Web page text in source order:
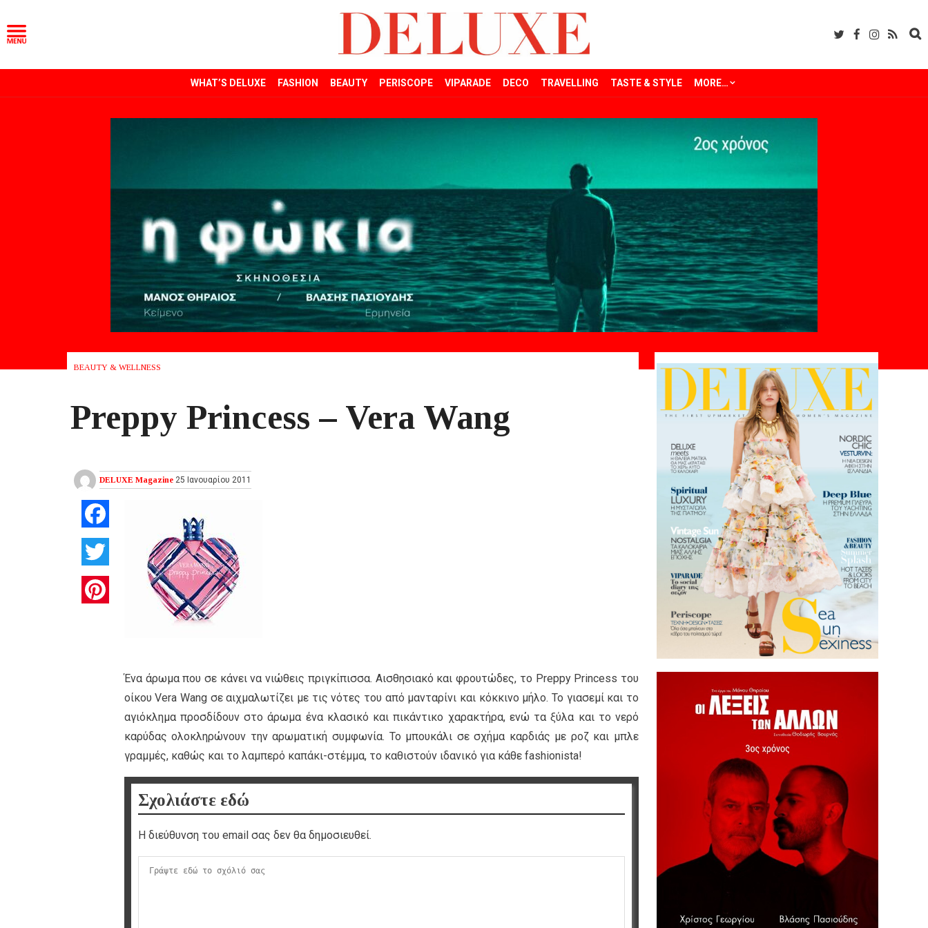
WHAT’S DELUXE FASHION BEAUTY PERISCOPE VIPARADE DECO TRAVELLING TASTE & STYLE MORE…
BEAUTY & WELLNESS
Preppy Princess – Vera Wang
DELUXE Magazine 25 Ιανουαρίου 2011
Pinterest
Ένα άρωμα που σε κάνει να νιώθεις πριγκίπισσα. Αισθησιακό και φρουτώδες, το Preppy Princess του
οίκου Vera Wang σε αιχμαλωτίζει με τις νότες του από μανταρίνι και κόκκινο μήλο. Το γιασεμί και το
αγιόκλημα προσδίδουν στο άρωμα ένα κλασικό και πικάντικο χαρακτήρα, ενώ τα ξύλα και το νερό
καρύδας ολοκληρώνουν την αρωματική συμφωνία. Το μπουκάλι σε σχήμα καρδιάς με ροζ και μπλε
γραμμές, καθώς και το λαμπερό καπάκι-στέμμα, το καθιστούν ιδανικό για κάθε fashionista!
Σχολιάστε εδώ
Η διεύθυνση του email σας δεν θα δημοσιευθεί.